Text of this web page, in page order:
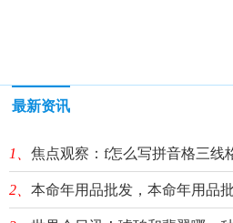
最新资讯
1、 焦点观察：f怎么写拼音格三线
2、 本命年用品批发，本命年用品